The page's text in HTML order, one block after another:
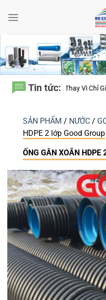
qua
Tin tức:
Thiết bị điện Nanoco –
SẢN PHẨM / NƯỚC /
HDPE 2 lớp Good Group
ỐNG GÂN XOẮN HDPE